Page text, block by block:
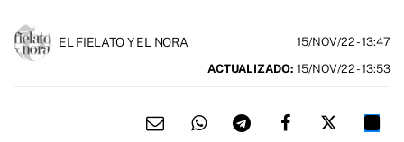
EL FIELATO Y EL NORA 15/NOV/22- 13:47
ACTUALIZADO: 15/NOV/22 - 13:53